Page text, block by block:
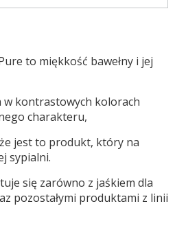
to miękkość bawełny i jej
kontrastowych kolorach
charakteru,
jest to produkt, który na
sypialni.
się zarówno z jaśkiem dla
pozostałymi produktami z linii